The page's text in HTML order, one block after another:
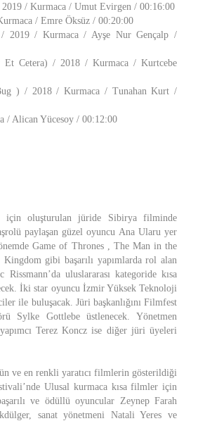
/ Kurmaca / Umut Evirgen / 00:16:00
/ Emre Öksüz / 00:20:00
2019 / Kurmaca / Ayşe Nur Gençalp /
Et Cetera) / 2018 / Kurmaca / Kurtcebe
) / 2018 / Kurmaca / Tunahan Kurt /
/ Alican Yücesoy / 00:12:00
için oluşturulan jüride Sibirya filminde
paylaşan güzel oyuncu Ana Ularu yer
Game of Thrones , The Man in the
gibi başarılı yapımlarda rol alan
uluslararası kategoride kısa
İki star oyuncu İzmir Yüksek Teknoloji
ile buluşacak. Jüri başkanlığını Filmfest
Sylke Gottlebe üstlenecek. Yönetmen
Terez Koncz ise diğer jüri üyeleri
ve en renkli yaratıcı filmlerin gösterildiği
Ulusal kurmaca kısa filmler için
ve ödüllü oyuncular Zeynep Farah
sanat yönetmeni Natali Yeres ve